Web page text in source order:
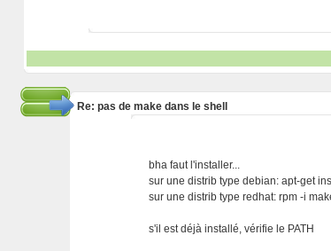
Re: pas de make dans le shell
bha faut l'installer...
sur une distrib type debian: apt-get
sur une distrib type redhat: rpm -i
s'il est déjà installé, vérifie le PATH